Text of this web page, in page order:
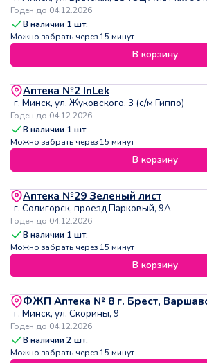
Годен до 04.12.2026
В наличии 1 шт.
Можно забрать через 15 минут
В корзину
Аптека №2 InLek
г. Минск, ул. Жуковского, 3 (с/м Гиппо)
Годен до 04.12.2026
В наличии 1 шт.
Можно забрать через 15 минут
В корзину
Аптека №29 Зеленый лист
г. Солигорск, проезд Парковый, 9А
Годен до 04.12.2026
В наличии 1 шт.
Можно забрать через 15 минут
В корзину
ФЖП Аптека № 8 г. Брест,
г. Минск, ул. Скорины, 9
Годен до 04.12.2026
В наличии2 шт.
Можно забрать через 15 минут